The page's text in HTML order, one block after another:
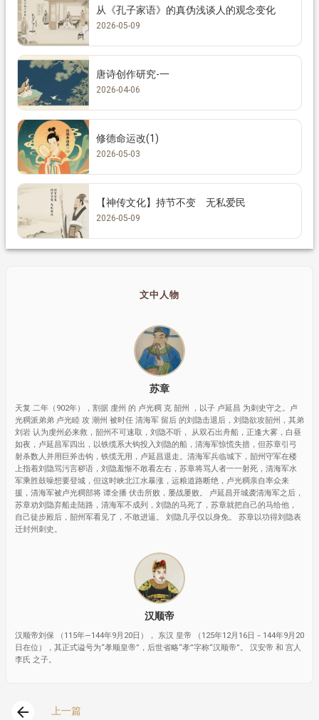
从《孔子家语》的真伪浅谈人的观念变化
2026-05-09
唐诗创作研究-一
2026-04-06
修德命运改(1)
2026-05-03
【神传文化】持节不变 无私爱民
2026-05-09
文中人物
苏章
天复 二年（902年），割据 虔州 的 卢光稠 克 韶州 ，以子 卢延昌 为刺史守之。卢
光稠派弟弟 卢光睦 攻 潮州 被时任 清海军 留后 的刘隐击退后，刘隐欲攻韶州，其弟
刘岩 认为虔州必来救，韶州不可速取，刘隐不听， 从双石出舟船，正逢大雾，白昼
如夜，卢延昌军四出，以铁缆系大钩投入刘隐的船，清海军惊慌失措，但苏章引弓
射杀数人并用巨斧击钩，铁缆无用，卢延昌退走。清海军兵临城下，韶州守军在楼
上指着刘隐骂污言秽语，刘隐羞惭不敢看左右，苏章将骂人者一一射死，清海军水
军乘胜鼓噪想要登城，但这时峡北江水暴涨，运粮道路断绝，卢光稠亲自率众来
援，清海军被卢光稠部将 谭全播 伏击所败，屡战屡败。 卢延昌开城袭清海军之后，
苏章劝刘隐弃船走陆路，清海军不成列，刘隐的马死了，苏章就把自己的马给他，
自己徒步殿后，韶州军看见了，不敢进逼。 刘隐几乎仅以身免。 苏章以功得刘隐表
迁封州刺史。
汉顺帝
汉顺帝刘保 （115年—144年9月20日）， 东汉 皇帝 （125年12月16日－144年9月20
日在位），其正式谥号为“孝顺皇帝”，后世省略“孝”字称“汉顺帝”。 汉安帝 和 宫人
李氏 之子。
arrow_back 上一篇